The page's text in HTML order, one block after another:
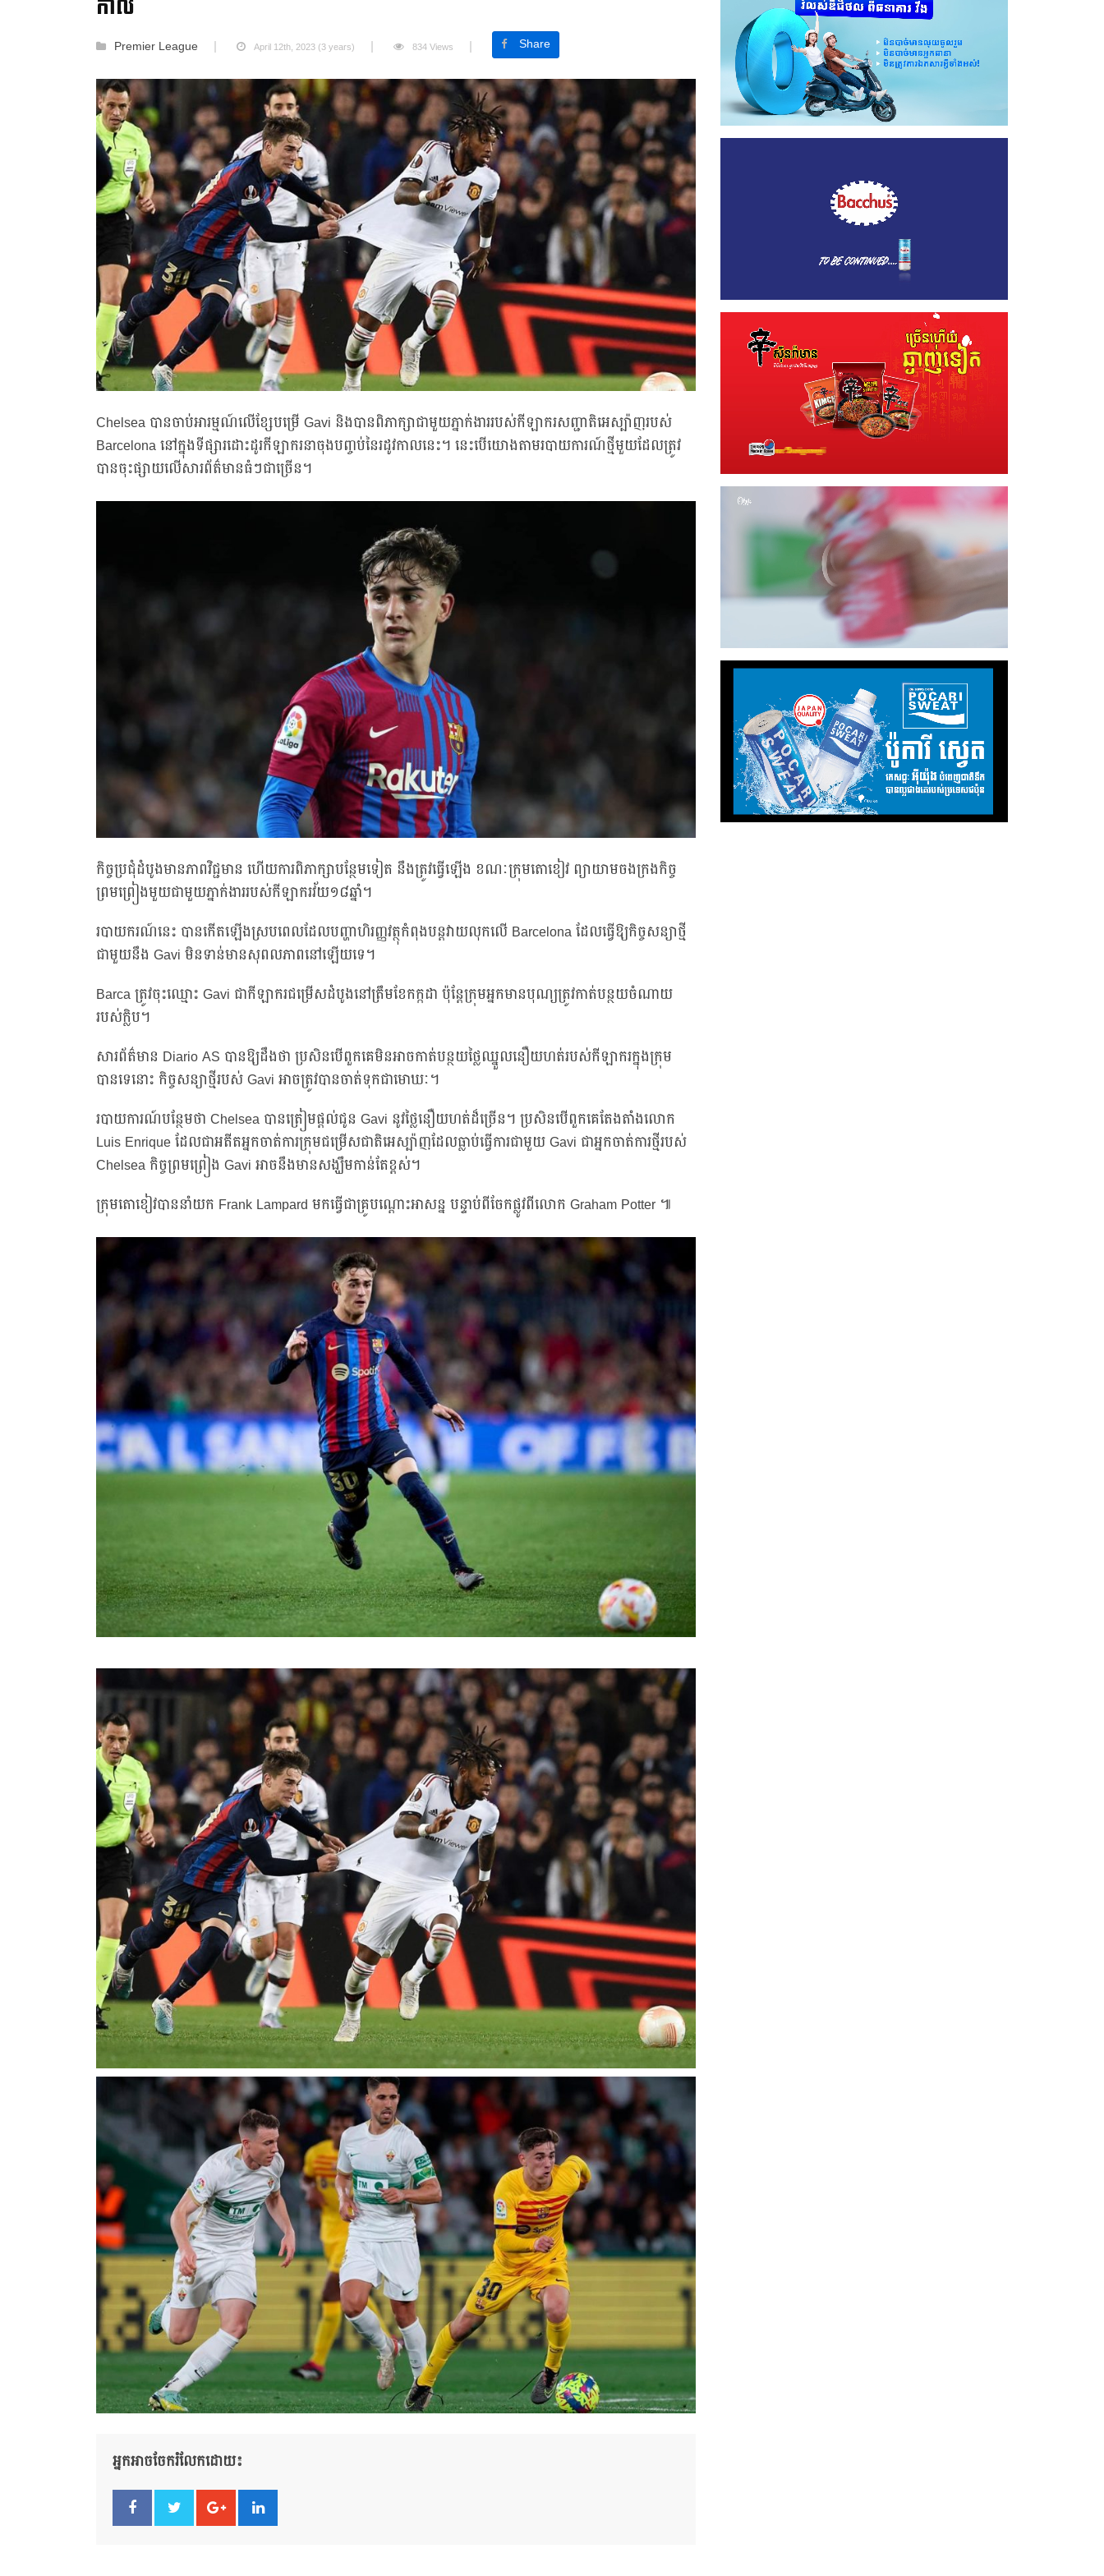
កាល
Premier League April 12th, 2023 (3 years) 834 Views Share
Chelsea បានចាប់អារម្មណ៍លើខ្សែបម្រើ Gavi និងបានពិភាក្សាជាមួយភ្នាក់ងាររបស់កីឡាករសញ្ជាតិអេស្ប៉ាញរបស់
Barcelona នៅក្នុងទីផ្សារដោះដូរកីឡាករនាចុងបញ្ចប់នៃរដូវកាលនេះ។ នេះបើយោងតាមរបាយការណ៍ថ្មីមួយដែលត្រូវ
បានចុះផ្សាយលើសារព័ត៌មានធំៗជាច្រើន។
កិច្ចប្រជុំដំបូងមានភាពវិជ្ជមាន ហើយការពិភាក្សាបន្ថែមទៀត នឹងត្រូវធ្វើឡើង ខណៈក្រុមតោខៀវ ព្យាយាមចងក្រងកិច្ច
ព្រមព្រៀងមួយជាមួយភ្នាក់ងាររបស់កីឡាករវ័យ១៨ឆ្នាំ។
របាយករណ៍នេះ បានកើតឡើងស្របពេលដែលបញ្ហាហិរញ្ញវត្ថុកំពុងបន្តវាយលុកលើ Barcelona ដែលធ្វើឱ្យកិច្ចសន្យាថ្មី
ជាមួយនឹង Gavi មិនទាន់មានសុពលភាពនៅឡើយទេ។
Barca ត្រូវចុះឈ្មោះ Gavi ជាកីឡាករជម្រើសដំបូងនៅត្រឹមខែកក្កដា ប៉ុន្តែក្រុមអ្នកមានបុណ្យត្រូវកាត់បន្ថយចំណាយ
របស់ក្លិប។
សារព័ត៌មាន Diario AS បានឱ្យដឹងថា ប្រសិនបើពួកគេមិនអាចកាត់បន្ថយថ្លៃឈ្នួលនឿយហត់របស់កីឡាករក្នុងក្រុម
បានទេនោះ កិច្ចសន្យាថ្មីរបស់ Gavi អាចត្រូវបានចាត់ទុកជាមោឃៈ។
របាយការណ៍បន្ថែមថា Chelsea បានត្រៀមផ្តល់ជូន Gavi នូវថ្លៃនឿយហត់ដ៏ច្រើន។ ប្រសិនបើពួកគេតែងតាំងលោក
Luis Enrique ដែលជាអតីតអ្នកចាត់ការក្រុមជម្រើសជាតិអេស្ប៉ាញដែលធ្លាប់ធ្វើការជាមួយ Gavi ជាអ្នកចាត់ការថ្មីរបស់
Chelsea កិច្ចព្រមព្រៀង Gavi អាចនឹងមានសង្ឃឹមកាន់តែខ្ពស់។
ក្រុមតោខៀវបាននាំយក Frank Lampard មកធ្វើជាគ្រូបណ្ដោះអាសន្ន បន្ទាប់ពីចែកផ្លូវពីលោក Graham Potter ៕
អ្នកអាចចែករំលែកដោយ៖